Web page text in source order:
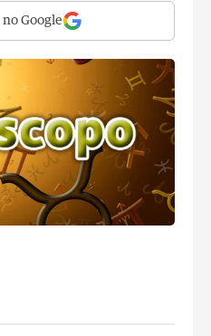
no Google